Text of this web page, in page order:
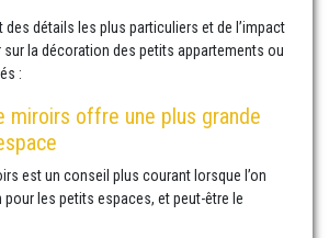
détails les plus particuliers et de l’impact
sur la décoration des petits appartements ou
:
miroirs offre une plus grande
est un conseil plus courant lorsque l’on
les petits espaces, et peut-être le